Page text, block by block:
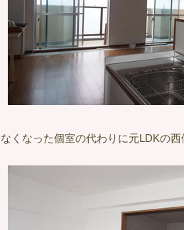
なくなった個室の代わりに元LDKの